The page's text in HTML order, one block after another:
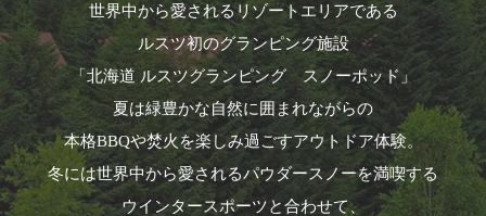
世界中から愛されるリゾートエリアである
ルスツ初のグランピング施設
「北海道 ルスツグランピング スノーポッド」
夏は緑豊かな自然に囲まれながらの
本格BBQや焚火を楽しみ過ごすアウトドア体験。
冬には世界中から愛されるパウダースノーを満喫する
ウインタースポーツと合わせて、